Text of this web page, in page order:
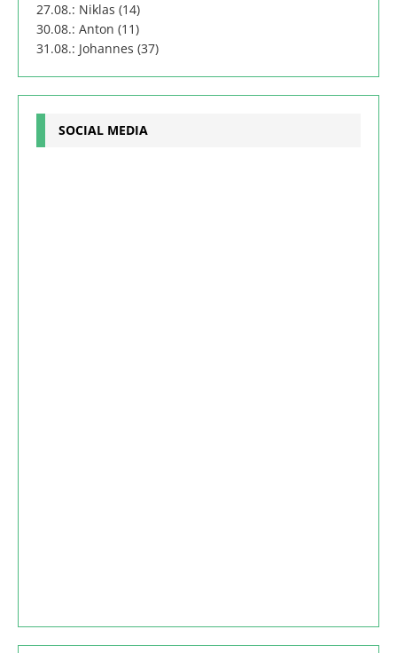
27.08.: Niklas (14)
30.08.: Anton (11)
31.08.: Johannes (37)
SOCIAL MEDIA